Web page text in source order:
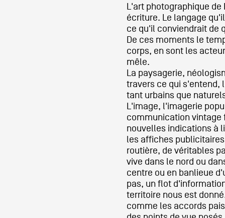
Partenaires
Crédits
Actions
Documentation
Visites d'ateliers
Production vidéo
L'art photographique de
écriture. Le langage
ce qu'il conviendrait de
De ces moments le
corps, en sont les
mêle.
La paysagerie,
travers ce qui s'entend,
tant urbains que
L'image, l'imagerie
communication vintage
nouvelles indications à
les affiches
routière, de véritables
vive dans le nord ou
centre ou en banlieue
pas, un flot
territoire nous est
comme les accords